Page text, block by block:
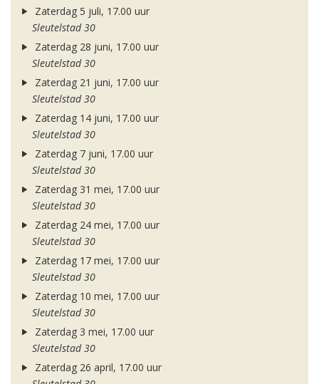
Zaterdag 5 juli, 17.00 uur
Sleutelstad 30
Zaterdag 28 juni, 17.00 uur
Sleutelstad 30
Zaterdag 21 juni, 17.00 uur
Sleutelstad 30
Zaterdag 14 juni, 17.00 uur
Sleutelstad 30
Zaterdag 7 juni, 17.00 uur
Sleutelstad 30
Zaterdag 31 mei, 17.00 uur
Sleutelstad 30
Zaterdag 24 mei, 17.00 uur
Sleutelstad 30
Zaterdag 17 mei, 17.00 uur
Sleutelstad 30
Zaterdag 10 mei, 17.00 uur
Sleutelstad 30
Zaterdag 3 mei, 17.00 uur
Sleutelstad 30
Zaterdag 26 april, 17.00 uur